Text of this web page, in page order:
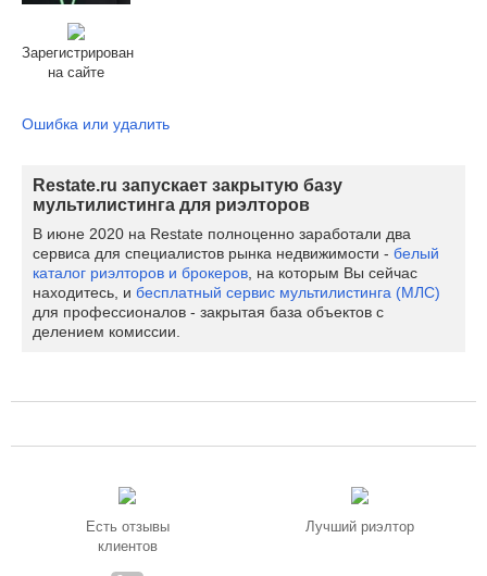
Зарегистрирован
на сайте
Ошибка или удалить
Restate.ru запускает закрытую базу
мультилистинга для риэлторов
В июне 2020 на Restate полноценно заработали два
сервиса для специалистов рынка недвижимости - белый
каталог риэлторов и брокеров, на которым Вы сейчас
находитесь, и бесплатный сервис мультилистинга (МЛС)
для профессионалов - закрытая база объектов с
делением комиссии.
Есть отзывы
клиентов
Лучший риэлтор